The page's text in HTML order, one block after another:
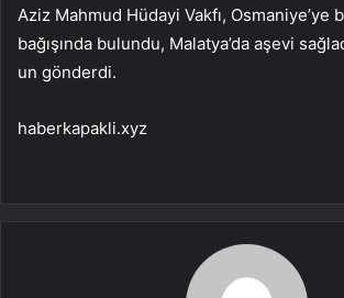
Aziz Mahmud Hüdayi Vakfı, Osmaniye’ye
bağışında bulundu, Malatya’da aşevi
un gönderdi.
haberkapakli.xyz